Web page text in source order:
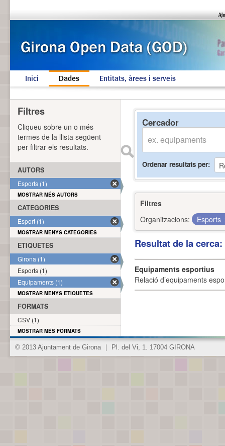
Inici Dades Entitats, àrees i serveis
Cercador
Ordenar resultats per
Filtres
Organitzacions:
Esports
Resultat de la
Equipaments esportius
Relació d’equipaments
Filtres
Cliqueu sobre un o més
termes de la llista següent
per filtrar els resultats.
AUTORS
Esports (1)
MOSTRAR MÉS AUTORS
CATEGORIES
Esport (1)
MOSTRAR MENYS CATEGORIES
ETIQUETES
Girona (1)
Esports (1)
Equipaments (1)
MOSTRAR MENYS ETIQUETES
FORMATS
CSV (1)
MOSTRAR MÉS FORMATS
© 2013 Ajuntament de Girona Pl. del Vi, 1. 17004 GIRONA